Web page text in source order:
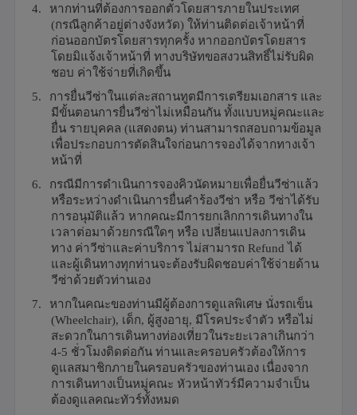
4.
หากท่านที่ต้องการออกตั๋วโดยสารภายในประเทศ
(กรณีลูกค้าอยู่ต่างจังหวัด) ให้ท่านติดต่อเจ้าหน้าที่
ก่อนออกบัตรโดยสารทุกครั้ง หากออกบัตรโดยสาร
โดยมิแจ้งเจ้าหน้าที่ ทางบริษัทขอสงวนสิทธิ์ไม่รับผิด
ชอบ ค่าใช้จ่ายที่เกิดขึ้น
5.
การยื่นวีซ่าในแต่ละสถานทูตมีการเตรียมเอกสาร และ
มีขั้นตอนการยื่นวีซ่าไม่เหมือนกัน ทั้งแบบหมู่คณะและ
ยื่น รายบุคคล (แสดงตน) ท่านสามารถสอบถามข้อมูล
เพื่อประกอบการตัดสินใจก่อนการจองได้จากทางเจ้า
หน้าที่
6.
กรณีมีการดำเนินการจองคิวนัดหมายเพื่อยื่นวีซ่าแล้ว
หรือระหว่างดำเนินการยื่นคำร้องวีซ่า หรือ วีซ่าได้รับ
การอนุมัติแล้ว หากคณะมีการยกเลิกการเดินทางใน
เวลาต่อมาด้วยกรณีใดๆ หรือ เปลี่ยนแปลงการเดิน
ทาง ค่าวีซ่าและค่าบริการ ไม่สามารถ Refundได้
และผู้เดินทางทุกท่านจะต้องรับผิดชอบค่าใช้จ่ายด้าน
วีซ่าด้วยตัวท่านเอง
7.
หากในคณะของท่านมีผู้ต้องการดูแลพิเศษ นั่งรถเข็น
(Wheelchair), เด็ก, ผู้สูงอายุ, มีโรคประจำตัว หรือไม่
สะดวกในการเดินทางท่องเที่ยวในระยะเวลาเกินกว่า
4-5 ชั่วโมงติดต่อกัน ท่านและครอบครัวต้องให้การ
ดูแลสมาชิกภายในครอบครัวของท่านเอง เนื่องจาก
การเดินทางเป็นหมู่คณะ หัวหน้าทัวร์มีความจำเป็น
ต้องดูแลคณะทัวร์ทั้งหมด